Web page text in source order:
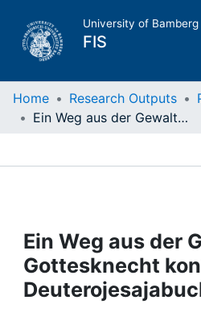
University of Bamberg
FIS
Home
Projects
People
Home Research Outputs
Ein Weg aus der Gewalt? : Gottesknecht kontra Kyros im Deuterojesajabuch
Ein Weg aus der
Gottesknecht